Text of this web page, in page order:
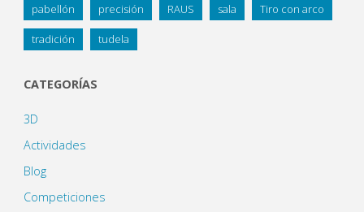
pabellón precisión RAUS sala Tiro con arco
tradición tudela
CATEGORÍAS
3D
Actividades
Blog
Competiciones